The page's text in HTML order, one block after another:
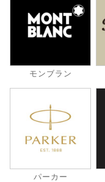
モンブラン
パーカー